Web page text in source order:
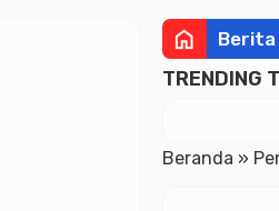
home Berita
TRENDING
Beranda »